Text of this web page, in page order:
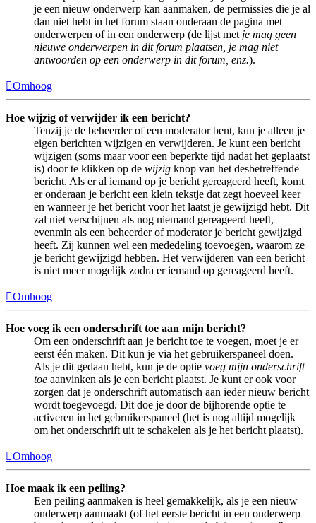
je een nieuw onderwerp kan aanmaken, de permissies die je al
dan niet hebt in het forum staan onderaan de pagina met
onderwerpen of in een onderwerp (de lijst met je mag geen
nieuwe onderwerpen in dit forum plaatsen, je mag niet
antwoorden op een onderwerp in dit forum, enz.).
Omhoog
Hoe wijzig of verwijder ik een bericht?
Tenzij je de beheerder of een moderator bent, kun je alleen je
eigen berichten wijzigen en verwijderen. Je kunt een bericht
wijzigen (soms maar voor een beperkte tijd nadat het geplaatst
is) door te klikken op de wijzig knop van het desbetreffende
bericht. Als er al iemand op je bericht gereageerd heeft, komt
er onderaan je bericht een klein tekstje dat zegt hoeveel keer
en wanneer je het bericht voor het laatst je gewijzigd hebt. Dit
zal niet verschijnen als nog niemand gereageerd heeft,
evenmin als een beheerder of moderator je bericht gewijzigd
heeft. Zij kunnen wel een mededeling toevoegen, waarom ze
je bericht gewijzigd hebben. Het verwijderen van een bericht
is niet meer mogelijk zodra er iemand op gereageerd heeft.
Omhoog
Hoe voeg ik een onderschrift toe aan mijn bericht?
Om een onderschrift aan je bericht toe te voegen, moet je er
eerst één maken. Dit kun je via het gebruikerspaneel doen.
Als je dit gedaan hebt, kun je de optie voeg mijn onderschrift
toe aanvinken als je een bericht plaatst. Je kunt er ook voor
zorgen dat je onderschrift automatisch aan ieder nieuw bericht
wordt toegevoegd. Dit doe je door de bijhorende optie te
activeren in het gebruikerspaneel (het is nog altijd mogelijk
om het onderschrift uit te schakelen als je het bericht plaatst).
Omhoog
Hoe maak ik een peiling?
Een peiling aanmaken is heel gemakkelijk, als je een nieuw
onderwerp aanmaakt (of het eerste bericht in een onderwerp